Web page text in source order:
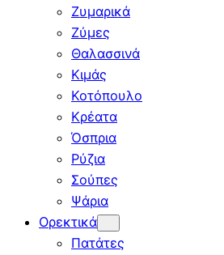
Ζυμαρικά
Ζύμες
Θαλασσινά
Κιμάς
Κοτόπουλο
Κρέατα
Όσπρια
Ρύζια
Σούπες
Ψάρια
Ορεκτικά
Πατάτες